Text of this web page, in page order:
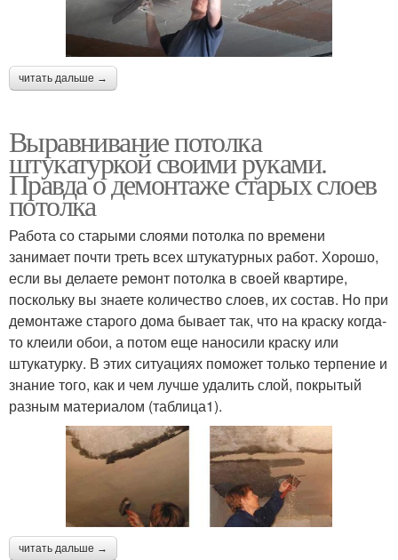
читать дальше →
Выравнивание потолка
штукатуркой своими руками.
Правда о демонтаже старых слоев
потолка
Работа со старыми слоями потолка по времени
занимает почти треть всех штукатурных работ. Хорошо,
если вы делаете ремонт потолка в своей квартире,
поскольку вы знаете количество слоев, их состав. Но при
демонтаже старого дома бывает так, что на краску когда-
то клеили обои, а потом еще наносили краску или
штукатурку. В этих ситуациях поможет только терпение и
знание того, как и чем лучше удалить слой, покрытый
разным материалом (таблица1).
читать дальше →